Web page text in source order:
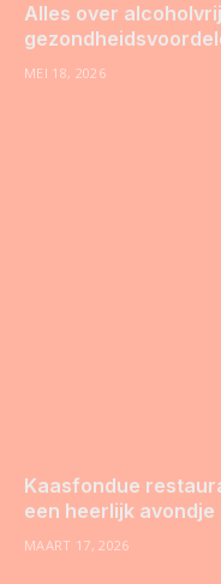
Alles over
MEI 18, 2026
Kaasfondue
een heerlijk avondje
MAART 17, 2026